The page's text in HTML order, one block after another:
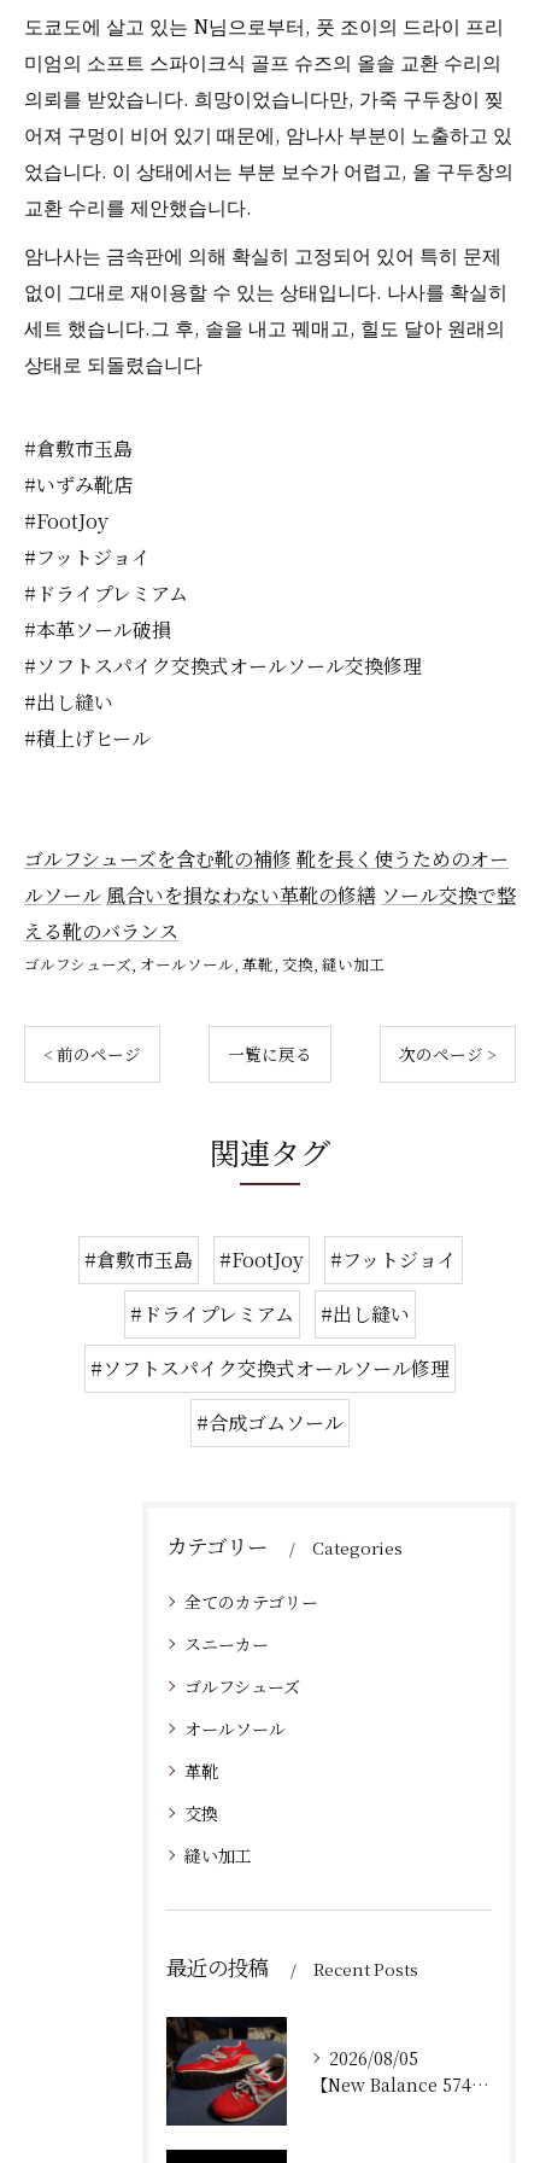
도쿄도에 살고 있는 N님으로부터, 풋 조이의 드라이 프리
미엄의 소프트 스파이크식 골프 슈즈의 올솔 교환 수리의
의뢰를 받았습니다. 희망이었습니다만, 가죽 구두창이 찢
어져 구멍이 비어 있기 때문에, 암나사 부분이 노출하고 있
었습니다. 이 상태에서는 부분 보수가 어렵고, 올 구두창의
교환 수리를 제안했습니다.
암나사는 금속판에 의해 확실히 고정되어 있어 특히 문제
없이 그대로 재이용할 수 있는 상태입니다. 나사를 확실히
세트 했습니다.그 후, 솔을 내고 꿰매고, 힐도 달아 원래의
상태로 되돌렸습니다
#倉敷市玉島
#いずみ靴店
#FootJoy
#フットジョイ
#ドライプレミアム
#本革ソール破損
#ソフトスパイク交換式オールソール交換修理
#出し縫い
#積上げヒール
ゴルフシューズを含む靴の補修 靴を長く使うためのオー
ルソール 風合いを損なわない革靴の修繕 ソール交換で整
える靴のバランス
ゴルフシューズ オールソール 革靴 交換 縫い加工
< 前のページ 一覧に戻る 次のページ >
関連タグ
#倉敷市玉島 #FootJoy
#フットジョイ
#ドライプレミアム
#出し縫い
#ソフトスパイク交換式オールソール修理
#合成ゴムソール
カテゴリー Categories
全てのカテゴリー
スニーカー
ゴルフシューズ
オールソール
革靴
交換
縫い加工
最近の投稿 Recent Posts
2026/08/05
【New Balance 574 修理｜加水分解したウェッジ...